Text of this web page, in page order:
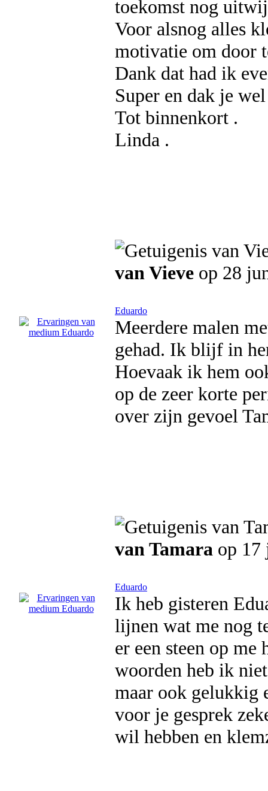
toekomst nog
Voor alsnog alles
motivatie om door
Dank dat had ik
Super en dak je
Tot binnenkort .
Linda .
van Vieve op 28
Eduardo
Meerdere malen
gehad. Ik blijf in
Hoevaak ik hem
op de zeer korte
over zijn gevoel
van Tamara op 17
Eduardo
Ik heb gisteren
lijnen wat me nog
er een steen op
woorden heb ik
maar ook gelukkig
voor je gesprek
wil hebben en